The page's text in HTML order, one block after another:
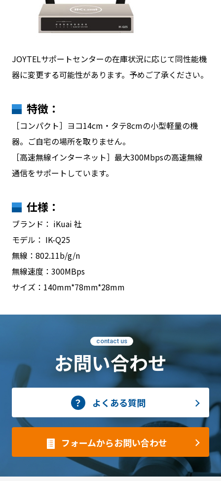
JOYTELサポートセンターの在庫状況に応じて同性能機
器に変更する可能性があります。予めご了承ください。
特徴：
［コンパクト］ヨコ14cm・タテ8cmの小型軽量の機
器。ご自宅の場所を取りません。
［高速無線インターネット］最大300Mbpsの高速無線
通信をサポートしています。
仕様：
ブランド： iKuai 社
モデル： IK-Q25
無線：802.11b/g/n
無線速度：300MBps
サイズ：140mm*78mm*28mm
contact us
お問い合わせ
よくある質問
フォームからお問い合わせ